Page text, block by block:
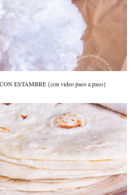
ESTAMBRE {con video paso a paso}